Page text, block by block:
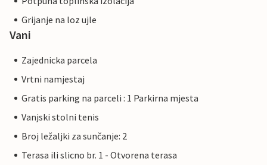
Grijanje na loz ujle
Vani
Zajednicka parcela
Vrtni namjestaj
Gratis parking na parceli : 1 Parkirna mjesta
Vanjski stolni tenis
Broj ležaljki za sunčanje: 2
Terasa ili slicno br. 1 - Otvorena terasa